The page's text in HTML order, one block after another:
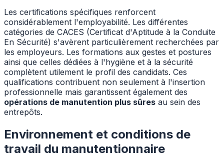
Les certifications spécifiques renforcent
considérablement l'employabilité. Les différentes
catégories de CACES (Certificat d'Aptitude à la Conduite
En Sécurité) s'avèrent particulièrement recherchées par
les employeurs. Les formations aux gestes et postures
ainsi que celles dédiées à l'hygiène et à la sécurité
complètent utilement le profil des candidats. Ces
qualifications contribuent non seulement à l'insertion
professionnelle mais garantissent également des
opérations de manutention plus sûres au sein des
entrepôts.
Environnement et conditions de
travail du manutentionnaire